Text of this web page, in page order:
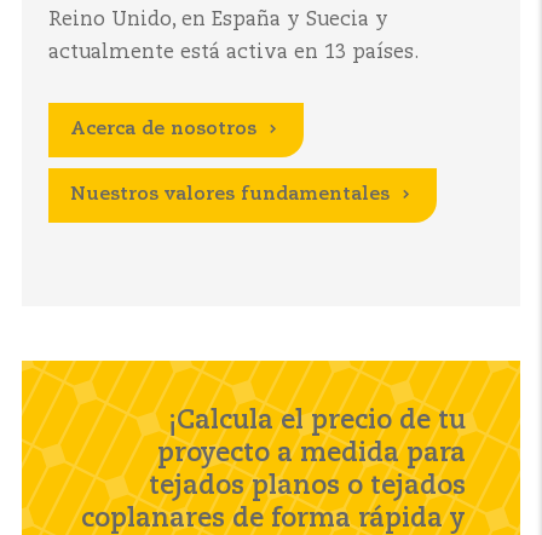
Reino Unido, en España y Suecia y
actualmente está activa en 13 países.
Acerca de nosotros
Nuestros valores fundamentales
¡Calcula el precio de tu
proyecto a medida para
tejados planos o tejados
coplanares de forma rápida y